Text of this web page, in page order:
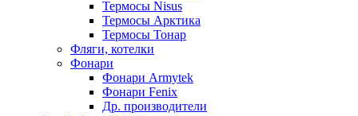
Термосы Nisus
Термосы Арктика
Термосы Тонар
Фляги, котелки
Фонари
Фонари Armytek
Фонари Fenix
Др. производители